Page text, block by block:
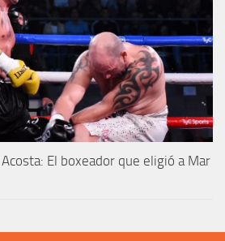
Acosta: El boxeador que eligió a Mar